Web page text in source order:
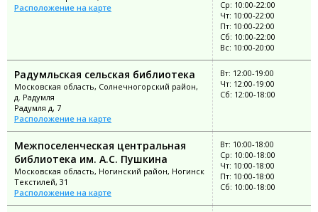
Расположение на карте
Ср: 10:00-22:00
Чт: 10:00-22:00
Пт: 10:00-22:00
Сб: 10:00-22:00
Вс: 10:00-20:00
Радумльская сельская библиотека
Московская область, Солнечногорский район,
д. Радумля
Радумля д, 7
Расположение на карте
Вт: 12:00-19:00
Чт: 12:00-19:00
Сб: 12:00-18:00
Межпоселенческая центральная
библиотека им. А.С. Пушкина
Московская область, Ногинский район, Ногинск
Текстилей, 31
Расположение на карте
Вт: 10:00-18:00
Ср: 10:00-18:00
Чт: 10:00-18:00
Пт: 10:00-18:00
Сб: 10:00-18:00